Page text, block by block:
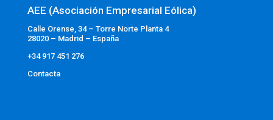
AEE (Asociación Empresarial Eólica)
Calle Orense, 34 – Torre Norte Planta 4
28020 – Madrid – España
+34 917 451 276
Contacta